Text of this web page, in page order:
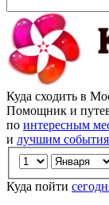
Куда сходить в
Помощник и
по интересным
и лучшим
Куда пойти